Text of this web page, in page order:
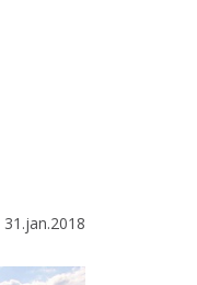
31.jan.2018